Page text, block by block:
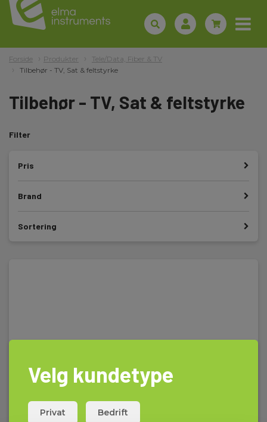
Forside Produkter
Tele/Data, Fiber & TV
Tilbehør - TV, Sat & feltstyrke
Tilbehør - TV, Sat & feltstyrke
Filter
Pris
Brand
Sortering
Velg kundetype
Privat Bedrift